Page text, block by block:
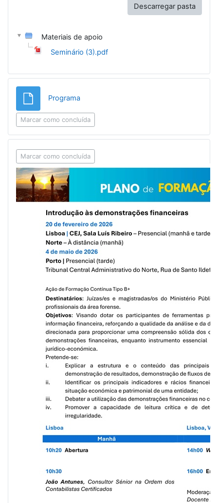
Descarregar pasta
Materiais de apoio
Seminário (3).pdf
ProgramaFicheiro
Marcar como concluída
Marcar como concluída